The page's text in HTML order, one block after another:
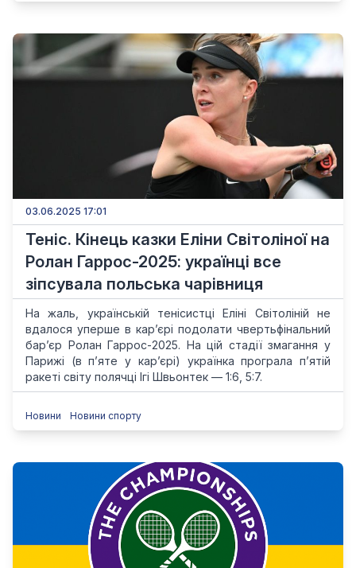
03.06.2025 17:01
Теніс. Кінець казки Еліни Світоліної на
Ролан Гаррос-2025: українці все
зіпсувала польська чарівниця
На жаль, українській тенісистці Еліні Світоліній не
вдалося уперше в кар’єрі подолати чвертьфінальний
бар’єр Ролан Гаррос-2025. На цій стадії змагання у
Парижі (в п’яте у кар’єрі) українка програла п’ятій
ракеті світу полячці Ігі Швьонтек — 1:6, 5:7.
Новини Новини спорту